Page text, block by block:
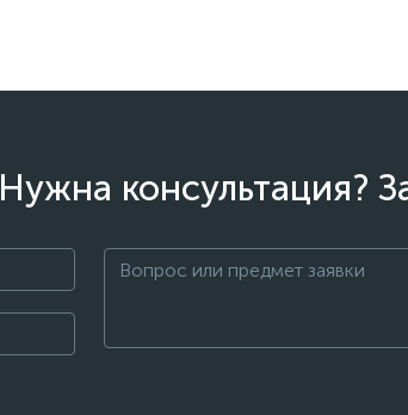
Нужна консультация?